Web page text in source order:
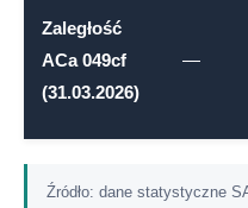
Zaległość
ACa 049cf
(31.03.2026)
—
Źródło: dane statystyczne